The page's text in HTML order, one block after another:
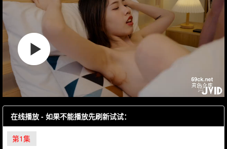
在线播放 - 如果不能播放先刷新试试：
第1集